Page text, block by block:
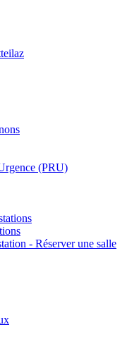
(PRU)
- Réserver une salle